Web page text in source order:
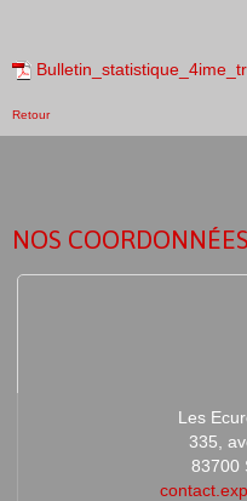
Retour
NOS COORDONNÉES
Les
335,
83700